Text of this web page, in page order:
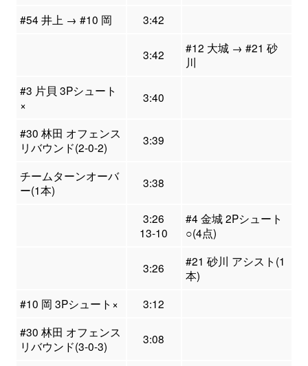
#54 井上 → #10 岡 3:42
3:42
#12 大城 → #21 砂
川
#3 片貝 3Pシュート
×
3:40
#30 林田 オフェンス
リバウンド(2-0-2)
3:39
チームターンオーバ
ー(1本)
3:38
3:26
13-10
#4 金城 2Pシュート
○(4点)
3:26
#21 砂川 アシスト(1
本)
#10 岡 3Pシュート×
3:12
#30 林田 オフェンス
リバウンド(3-0-3)
3:08